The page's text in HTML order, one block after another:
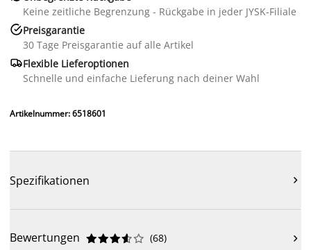
Keine zeitliche Begrenzung - Rückgabe in jeder JYSK-Filiale
Preisgarantie
30 Tage Preisgarantie auf alle Artikel
Flexible Lieferoptionen
Schnelle und einfache Lieferung nach deiner Wahl
Artikelnummer: 6518601
Spezifikationen 
Bewertungen 




 (68) 